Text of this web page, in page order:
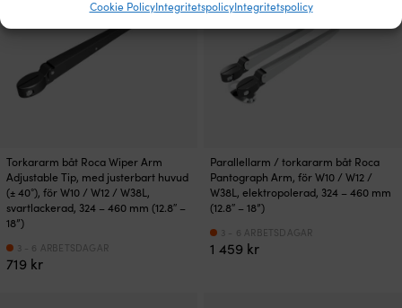
Cookie PolicyIntegritetspolicyIntegritetspolicy
379 kr.
Torkararm båt Roca Wiper Arm
Adjustable Tip, med justerbart huvud
(± 40°), för W10 / W12 / W38L,
svartlackerad, 324 – 460 mm (12.8″ –
18”)
719 kr
3 - 6 ARBETSDAGAR
Parallellarm / torkararm båt Roca
Pantograph Arm, för W10 / W12 /
W38L, elektropolerad, 324 – 460 mm
(12.8″ – 18”)
1 459 kr
3 - 6 ARBETSDAGAR